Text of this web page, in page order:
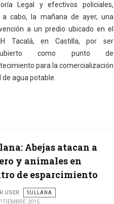
Legal y efectivos policiales,
a cabo, la mañana de ayer, una
a un predio ubicado en el
Tacalá, en Castilla, por ser
como punto de
para la comercialización
de agua potable.
Abejas atacan a
y animales en
de esparcimiento
USER
SULLANA
2015